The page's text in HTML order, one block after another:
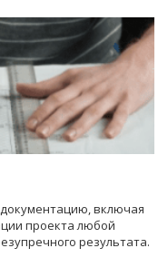
включая
проекта любой
результата.